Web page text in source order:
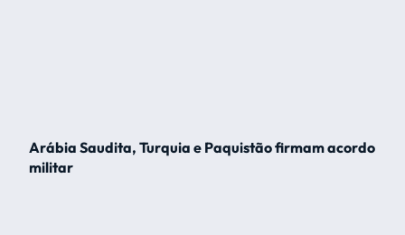
Arábia Saudita, Turquia e Paquistão firmam acordo
militar